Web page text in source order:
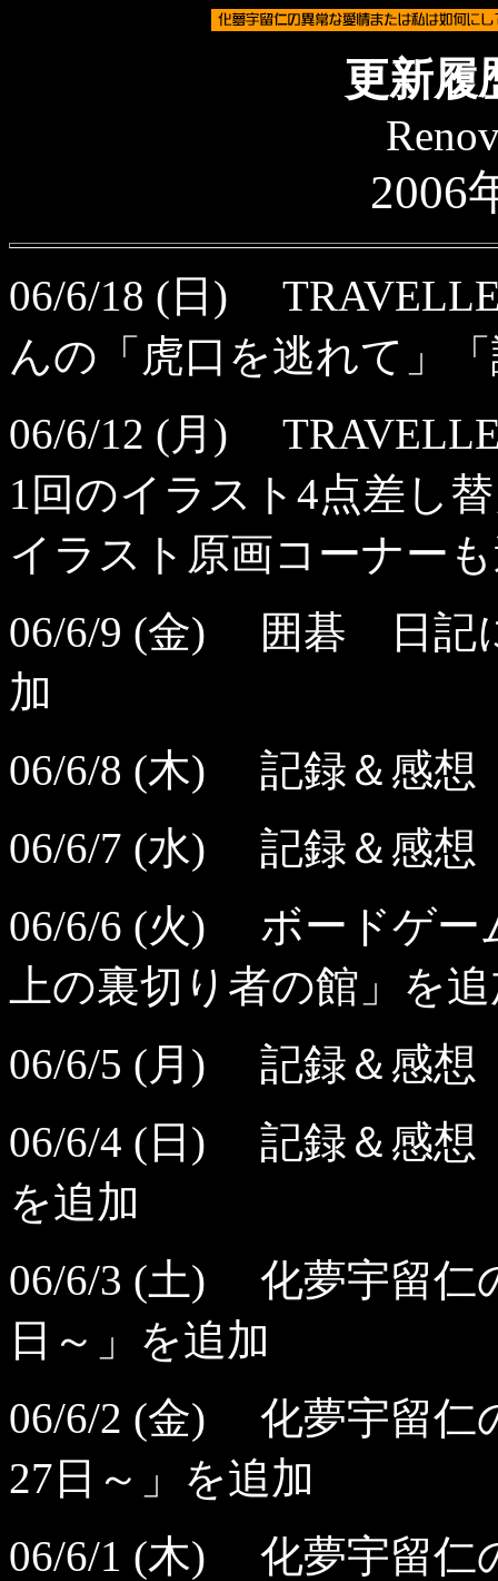
更新履
2006
06/6/18 (日)
んの「虎口を逃れて」
06/6/12 (月)
1回のイラスト4点差し
イラスト原画コーナー
06/6/9 (金) 囲碁 日記
加
06/6/8 (木) 記録＆感想
06/6/7 (水) 記録＆感想
06/6/6 (火) ボードゲー
上の裏切り者の館」を
06/6/5 (月) 記録＆感想
06/6/4 (日) 記録＆感想
を追加
06/6/3 (土) 化夢宇留仁
日～」を追加
06/6/2 (金) 化夢宇留仁
27日～」を追加
06/6/1 (木) 化夢宇留